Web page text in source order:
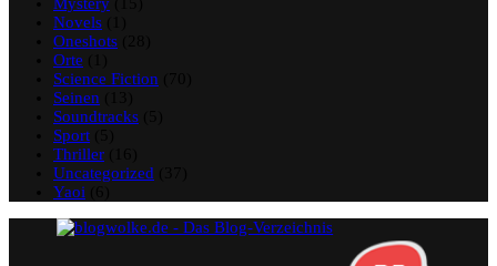
Mystery
Novels
Oneshots
Orte
Science Fiction
Seinen
Soundtracks
Sport
Thriller
Uncategorized
Yaoi